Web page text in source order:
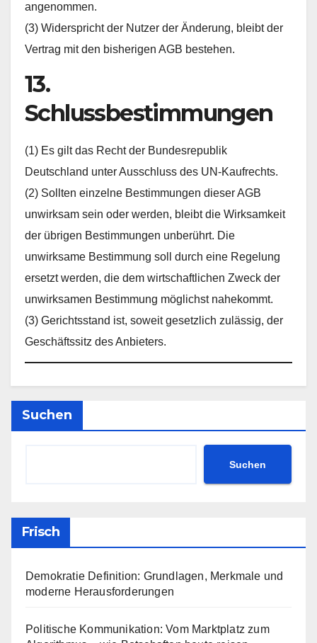
angenommen.
(3) Widerspricht der Nutzer der Änderung, bleibt der
Vertrag mit den bisherigen AGB bestehen.
13.
Schlussbestimmungen
(1) Es gilt das Recht der Bundesrepublik
Deutschland unter Ausschluss des UN-Kaufrechts.
(2) Sollten einzelne Bestimmungen dieser AGB
unwirksam sein oder werden, bleibt die Wirksamkeit
der übrigen Bestimmungen unberührt. Die
unwirksame Bestimmung soll durch eine Regelung
ersetzt werden, die dem wirtschaftlichen Zweck der
unwirksamen Bestimmung möglichst nahekommt.
(3) Gerichtsstand ist, soweit gesetzlich zulässig, der
Geschäftssitz des Anbieters.
Suchen
Suchen
Frisch
Demokratie Definition: Grundlagen, Merkmale und
moderne Herausforderungen
Politische Kommunikation: Vom Marktplatz zum